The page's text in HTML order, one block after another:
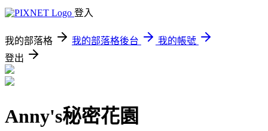
登入
我的部落格 我的部落格後台
我的帳號
登出
Anny's秘密花園